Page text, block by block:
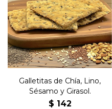
Galletas premium, veganas,
con variedad de semillas.
Nuevos sabores, elaboradas
artesanalmente.
Galletitas de Chía, Lino,
Sésamo y Girasol.
$ 142